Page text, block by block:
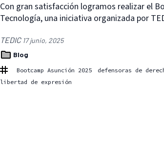
Con gran satisfacción logramos realizar el
Tecnología, una iniciativa organizada por
TEDIC 17 junio, 2025
Blog
Bootcamp Asunción 2025 defensoras de
libertad de expresión